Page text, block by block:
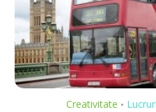
Creativitate •